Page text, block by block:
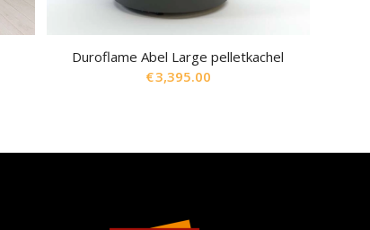
Duroflame Abel Large pelletkachel
€3,395.00